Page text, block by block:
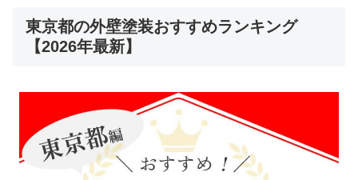
東京都の外壁塗装おすすめランキング
【2026年最新】